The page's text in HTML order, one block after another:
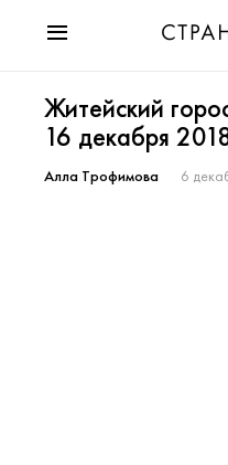
Мода
Звезды
Гороскопы
Житейский
16 декабря
Алла Трофимова 6